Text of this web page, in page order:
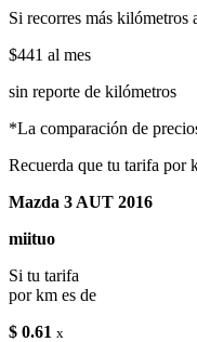
Si recorres más kilómetros
$441 al mes
sin reporte de kilómetros
*La comparación de
Recuerda que tu tarifa por
Mazda 3 AUT 2016
miituo
Si tu tarifa
por km es de
$ 0.61 x